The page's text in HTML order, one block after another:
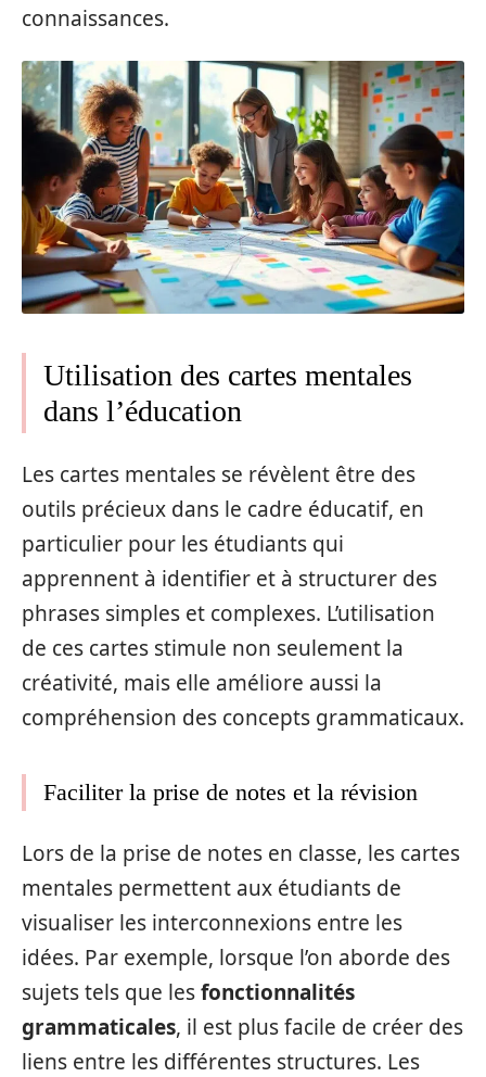
connaissances.
Utilisation des cartes mentales
dans l’éducation
Les cartes mentales se révèlent être des
outils précieux dans le cadre éducatif, en
particulier pour les étudiants qui
apprennent à identifier et à structurer des
phrases simples et complexes. L’utilisation
de ces cartes stimule non seulement la
créativité, mais elle améliore aussi la
compréhension des concepts grammaticaux.
Faciliter la prise de notes et la révision
Lors de la prise de notes en classe, les cartes
mentales permettent aux étudiants de
visualiser les interconnexions entre les
idées. Par exemple, lorsque l’on aborde des
sujets tels que lesfonctionnalités
grammaticales, il est plus facile de créer des
liens entre les différentes structures. Les